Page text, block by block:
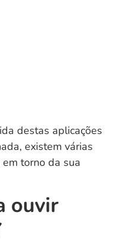
destas aplicações
existem várias
torno da sua
ouvir